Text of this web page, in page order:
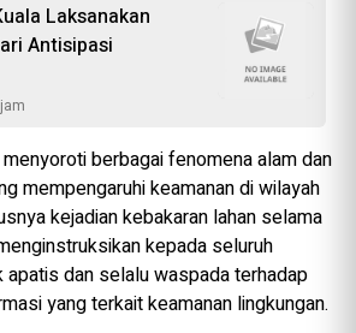
Laksanakan
Antisipasi
berbagai fenomena alam dan
mempengaruhi keamanan di wilayah
kejadian kebakaran lahan selama
kepada seluruh
dan selalu waspada terhadap
yang terkait keamanan lingkungan.